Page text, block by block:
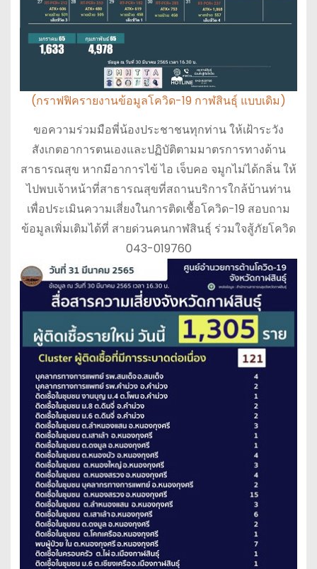
(กราฟฟิครายงานข้อมูลโควิด-19 กาฬสินธุ์ แบบเดิม)
ขอความร่วมมือพี่น้องประชาชนทุกท่าน ให้เฝ้าระวัง
สังเกตอาการตนเองและปฏิบัติตามมาตรการทางด้าน
สาธารณสุข หากมีอาการไข้ ไอ เจ็บคอ จมูกไม่ได้กลิ่น ให้
ไปพบเจ้าหน้าที่สาธารณสุขที่สถานบริการใกล้บ้านท่าน
เพื่อประเมินความเสี่ยงในการติดเชื้อโควิด-19 สอบถาม
ข้อมูลเพิ่มเติมได้ที่ สายด่วนคนกาฬสินธุ์ ร่วมใจสู้ภัยโควิด
043-019760